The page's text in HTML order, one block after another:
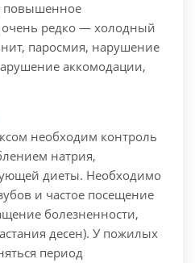
повышенное
очень редко — холодный
паросмия, нарушение
аккомодации,
необходим контроль
натрия,
диеты. Необходимо
и частое посещение
болезненности,
десен). У пожилых
период